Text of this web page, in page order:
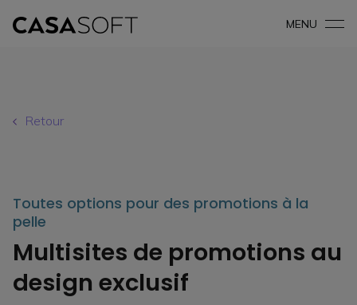
MENU
Retour
Toutes options pour des promotions à la
pelle
Multisites de promotions au
design exclusif